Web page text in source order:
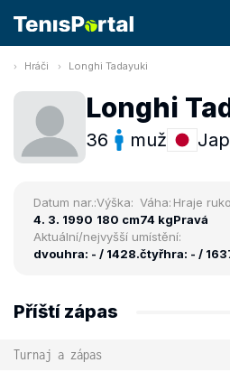
Hráči Longhi Tadayuki
Longhi
36 muž
Datum nar.:
4. 3. 1990
Výška:
180 cm
Váha:
74 kg
Hraje
Pravá
Aktuální/nejvyšší umístění:
dvouhra: - / 1428.čtyřhra: - /
Příští zápas
Turnaj a zápas